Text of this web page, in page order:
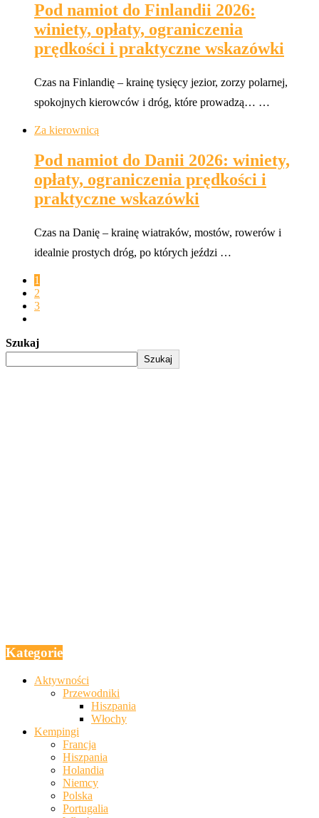
Pod namiot do Finlandii 2026:
winiety, opłaty, ograniczenia
prędkości i praktyczne wskazówki
Czas na Finlandię – krainę tysięcy jezior, zorzy polarnej,
spokojnych kierowców i dróg, które prowadzą… …
Za kierownicą
Pod namiot do Danii 2026: winiety,
opłaty, ograniczenia prędkości i
praktyczne wskazówki
Czas na Danię – krainę wiatraków, mostów, rowerów i
idealnie prostych dróg, po których jeździ …
1
2
3
Szukaj
Szukaj
Kategorie
Aktywności
Przewodniki
Hiszpania
Włochy
Kempingi
Francja
Hiszpania
Holandia
Niemcy
Polska
Portugalia